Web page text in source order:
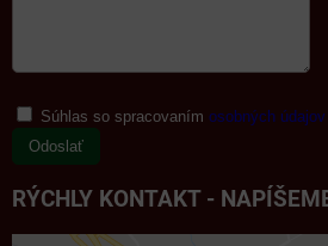
Súhlas so spracovaním osobných údajov
Odoslať
RÝCHLY KONTAKT -